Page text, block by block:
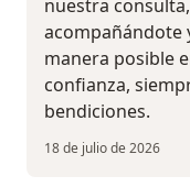
nuestra
acompañándote
manera posible
confianza,
bendiciones.
18 de julio de 2026